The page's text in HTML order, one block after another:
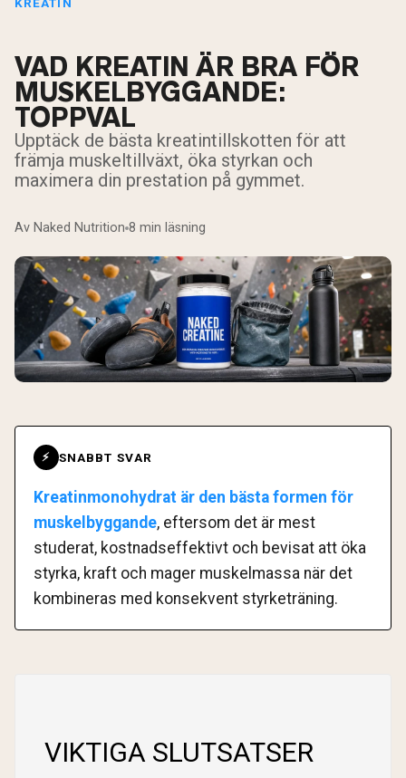
KREATIN
VAD KREATIN ÄR BRA FÖR
MUSKELBYGGANDE:
TOPPVAL
Upptäck de bästa kreatintillskotten för att
främja muskeltillväxt, öka styrkan och
maximera din prestation på gymmet.
Av Naked Nutrition 8 min läsning
⚡ SNABBT SVAR
Kreatinmonohydrat är den bästa formen för
muskelbyggande, eftersom det är mest
studerat, kostnadseffektivt och bevisat att öka
styrka, kraft och mager muskelmassa när det
kombineras med konsekvent styrketräning.
VIKTIGA SLUTSATSER